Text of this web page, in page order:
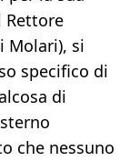
Rettore
Molari), si
specifico di
di
che nessuno